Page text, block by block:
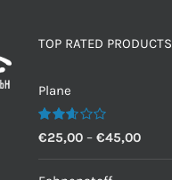
TOP RATED PRODUCTS
Plane
Bewertet
2.60
von 5
€25,00 – €45,00